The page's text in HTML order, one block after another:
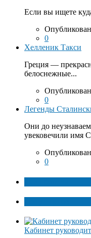
Если вы ищете
0
Хелленик Такси
Греция —
белоснежные...
0
Легенды
Они до
увековечили имя
0
Кабинет